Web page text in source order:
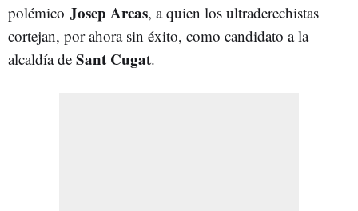
polémico Josep Arcas, a quien los ultraderechistas
cortejan, por ahora sin éxito, como candidato a la
alcaldía de Sant Cugat.